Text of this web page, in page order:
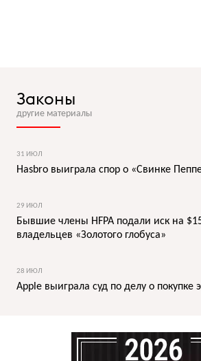
Законы
другие материалы
31 ИЮЛ
Hasbro выиграла спор о «Свинке
29 ИЮЛ
Бывшие члены HFPA подали иск на
владельцев «Золотого глобуса»
28 ИЮЛ
Apple выиграла суд по делу о покупке